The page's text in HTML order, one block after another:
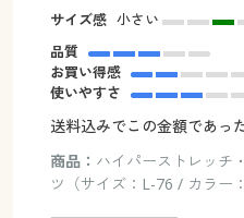
サイズ感 小さい
品質
お買い得感
使いやすさ
送料込みでこの金額であっ
商品： ハイパーストレッチ
ツ（サイズ：L-76 / カラー